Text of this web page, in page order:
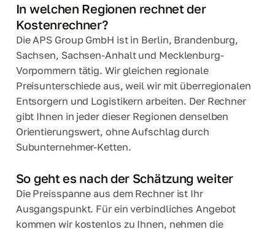
In welchen Regionen rechnet der
Kostenrechner?
Die APS Group GmbH ist in Berlin, Brandenburg,
Sachsen, Sachsen-Anhalt und Mecklenburg-
Vorpommern tätig. Wir gleichen regionale
Preisunterschiede aus, weil wir mit überregionalen
Entsorgern und Logistikern arbeiten. Der Rechner
gibt Ihnen in jeder dieser Regionen denselben
Orientierungswert, ohne Aufschlag durch
Subunternehmer-Ketten.
So geht es nach der Schätzung weiter
Die Preisspanne aus dem Rechner ist Ihr
Ausgangspunkt. Für ein verbindliches Angebot
kommen wir kostenlos zu Ihnen, nehmen die